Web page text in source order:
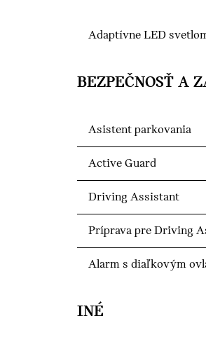
Adaptívne LED
BEZPEČNOSŤ A
Asistent parkovania
Active Guard
Driving Assistant
Príprava pre Driving
Alarm s diaľkovým
INÉ